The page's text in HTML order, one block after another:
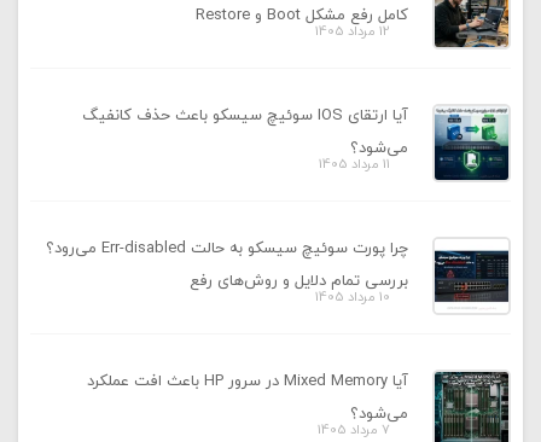
کامل رفع مشکل Boot و Restore
12 مرداد 1405
آیا ارتقای IOS سوئیچ سیسکو باعث حذف کانفیگ
می‌شود؟
11 مرداد 1405
چرا پورت سوئیچ سیسکو به حالت Err-disabled می‌رود؟
بررسی تمام دلایل و روش‌های رفع
10 مرداد 1405
آیا Mixed Memory در سرور HP باعث افت عملکرد
می‌شود؟
7 مرداد 1405